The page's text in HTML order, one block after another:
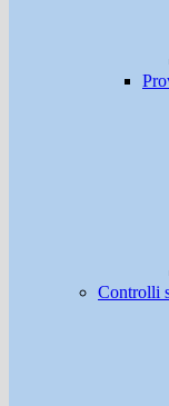
Controlli